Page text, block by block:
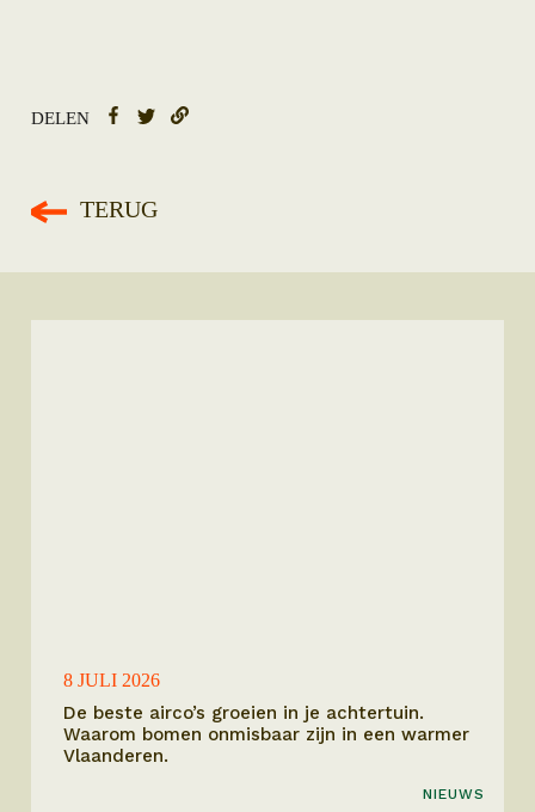
DELEN
TERUG
8 JULI 2026
De beste airco’s groeien in je achtertuin.
Waarom bomen onmisbaar zijn in een warmer
Vlaanderen.
NIEUWS